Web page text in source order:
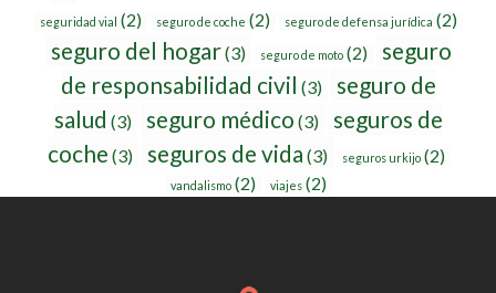
seguridad vial (2) seguro de coche (2) seguro de defensa jurídica (2)
seguro del hogar(3) seguro de moto (2)
seguro
de responsabilidad civil (3)
seguro de
salud (3) seguro médico (3)
seguros de
coche (3) seguros de vida (3) seguros urkijo(2)
vandalismo (2) viajes (2)